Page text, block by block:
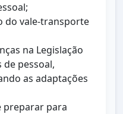
do vale-transporte
na Legislação
pessoal,
as adaptações
preparar para